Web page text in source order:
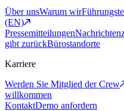
Über unsWarum wir
(EN)
Pressemitteilungen
gibt zurückBürostandorte
Karriere
Werden Sie Mitglied der Crew
willkommen
KontaktDemo anfordern